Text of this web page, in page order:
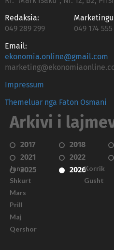
Redaksia:
049 289 299
049 174 555
Email:
ekonomia.online@gmail.com
Impressum
Themeluar nga Faton Osmani
Arkivi i
2017 2018
2021
2022
2025
2026
Janar
Shkurt
Mars
Prill
Maj
Qershor
Korrik
Gusht